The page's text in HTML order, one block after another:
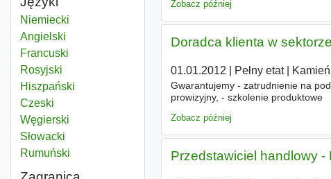
Niemiecki
Angielski
Francuski
Rosyjski
Hiszpański
Czeski
Węgierski
Słowacki
Rumuński
Zobacz później
Doradca klienta w
01.01.2012 Pełny etat|
Gwarantujemy - zatrudnienie na
prowizyjny, - szkolenie produktowe
Zobacz później
Przedstawiciel handlowy -